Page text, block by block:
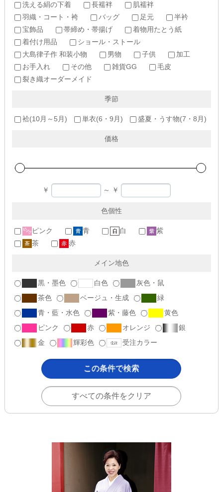
洗える絹の下着
長襦袢
肌襦袢
羽織・コート・袴
バッグ 足元
半衿
宝飾品
帯締め・帯揚げ
着物用たとう紙
着付け用品
ショール・ストール
大島律子作 和装小物
男物 子供
加工
お手入れ
その他 雑貨GG
毛皮
裂き織オーダーメイド
季節
袷(10月～5月) 単衣(6・9月) 盛夏・うす物(7・8月)
価格
￥ ～ ￥
色個性
ピンク 青 白
紫
茶
赤
メイン地色
黒・墨色 白色
灰色・鼠
茶色
ベージュ・生成
緑
青・藍・水色
紫・藤色
黄色
ピンク
赤 オレンジ
銀
金
輝彩色 受注カラー